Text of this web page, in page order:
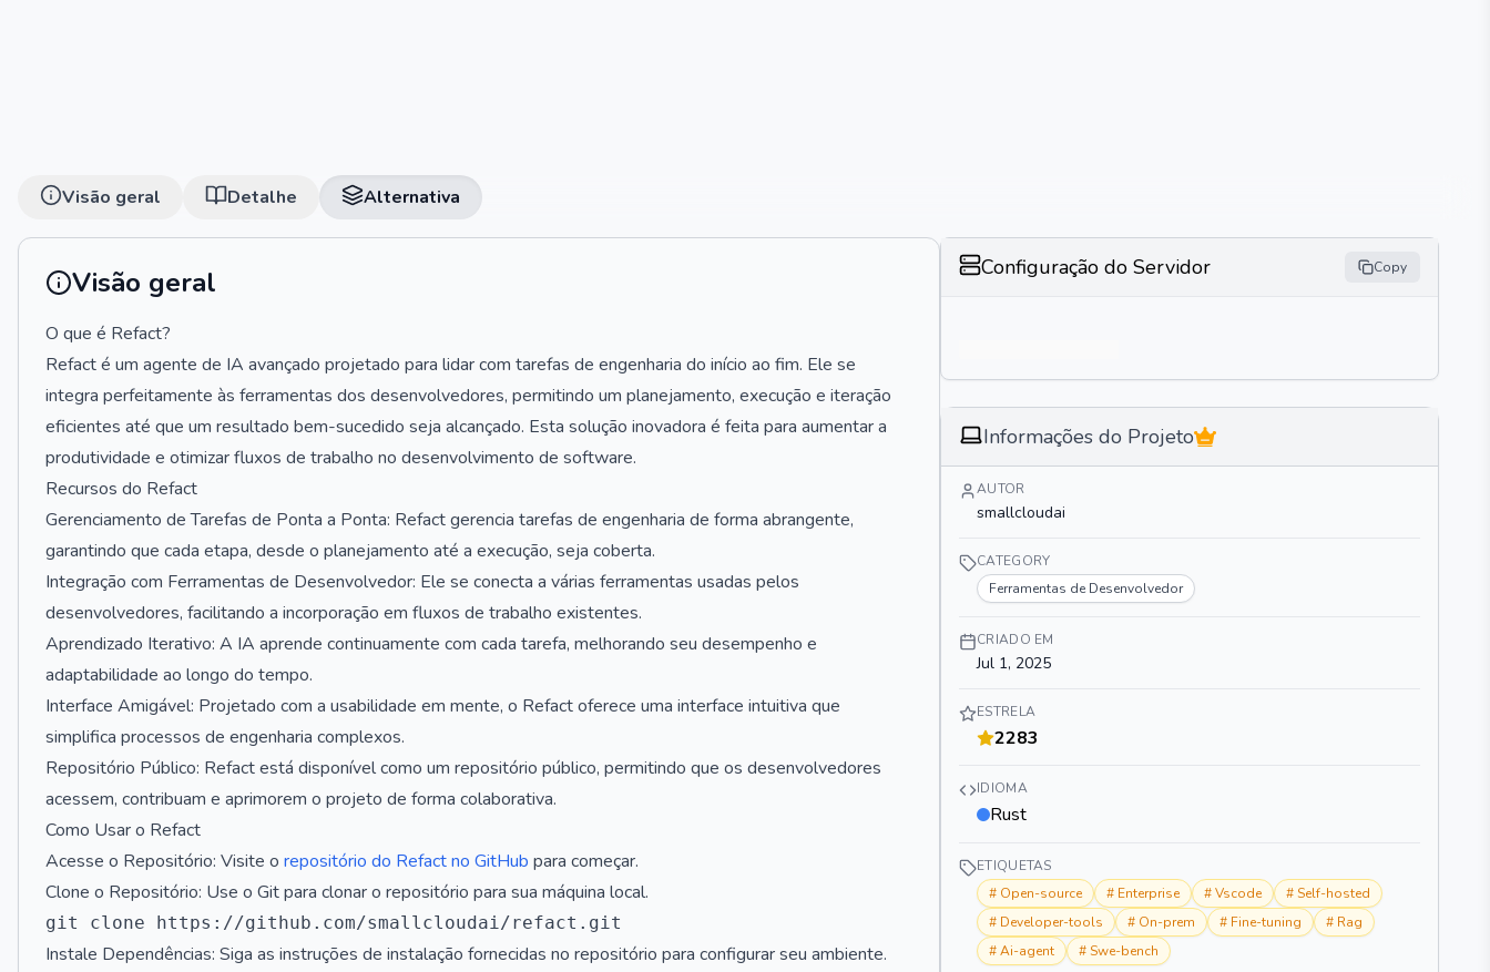
Visão geral Detalhe Alternativa
Visão geral
O que é Refact?
Refact é um agente de IA avançado projetado para lidar com tarefas de engenharia do início ao fim. Ele se
integra perfeitamente às ferramentas dos desenvolvedores, permitindo um planejamento, execução e iteração
eficientes até que um resultado bem-sucedido seja alcançado. Esta solução inovadora é feita para aumentar a
produtividade e otimizar fluxos de trabalho no desenvolvimento de software.
Recursos do Refact
Gerenciamento de Tarefas de Ponta a Ponta: Refact gerencia tarefas de engenharia de forma abrangente,
garantindo que cada etapa, desde o planejamento até a execução, seja coberta.
Integração com Ferramentas de Desenvolvedor: Ele se conecta a várias ferramentas usadas pelos
desenvolvedores, facilitando a incorporação em fluxos de trabalho existentes.
Aprendizado Iterativo: A IA aprende continuamente com cada tarefa, melhorando seu desempenho e
adaptabilidade ao longo do tempo.
Interface Amigável: Projetado com a usabilidade em mente, o Refact oferece uma interface intuitiva que
simplifica processos de engenharia complexos.
Repositório Público: Refact está disponível como um repositório público, permitindo que os desenvolvedores
acessem, contribuam e aprimorem o projeto de forma colaborativa.
Como Usar o Refact
Acesse o Repositório: Visite o repositório do Refact no GitHub para começar.
Clone o Repositório: Use o Git para clonar o repositório para sua máquina local.
Instale Dependências: Siga as instruções de instalação fornecidas no repositório para configurar seu ambiente.
Configuração do Servidor Copy
Informações do Projeto
AUTOR
smallcloudai
CATEGORY
Ferramentas de Desenvolvedor
CRIADO EM
Jul 1, 2025
ESTRELA
2283
IDIOMA
Rust
ETIQUETAS
# Open-source # Enterprise #Vscode #Self-hosted
# Developer-tools # On-prem # Fine-tuning # Rag
#Ai-agent #Swe-bench